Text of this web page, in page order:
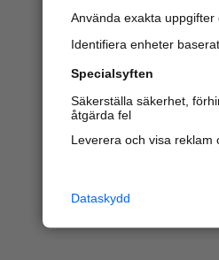
Använda exakta
Identifiera enheter
Specialsyften
Säkerställa säkerhet,
åtgärda fel
Leverera och visa reklam
Dataskydd